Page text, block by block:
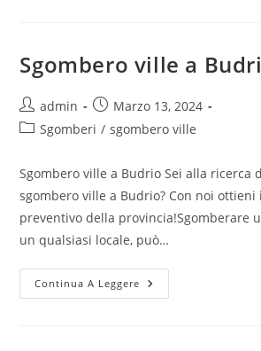
Sgombero ville a
admin
Marzo 13, 2024
Sgomberi / sgombero ville
Sgombero ville a Budrio Sei alla ricerca
sgombero ville a Budrio? Con noi
preventivo della provincia!Sgomberare
un qualsiasi locale, può…
Continua A Leggere